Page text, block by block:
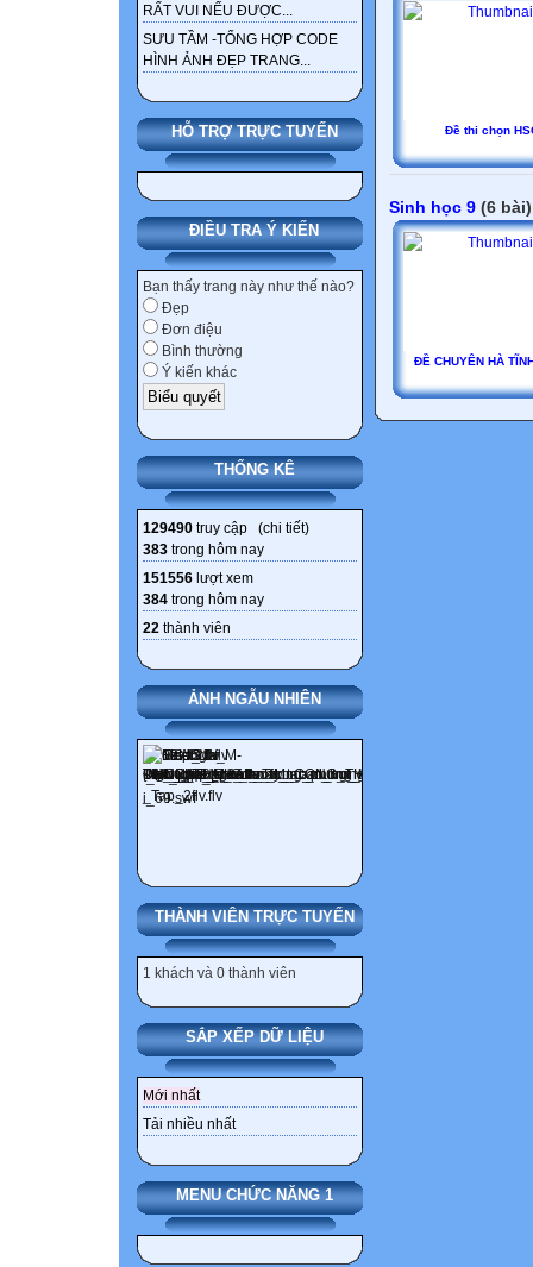
RẤT VUI NẾU ĐƯỢC...
SƯU TẦM -TỔNG HỢP CODE
HÌNH ẢNH ĐẸP TRANG...
HỖ TRỢ TRỰC TUYẾN
ĐIỀU TRA Ý KIẾN
Bạn thấy trang này như thế nào?
Đẹp
Đơn điệu
Bình thường
Ý kiến khác
THỐNG KÊ
129490 truy cập (chi tiết)
383 trong hôm nay
151556 lượt xem
384 trong hôm nay
22 thành viên
ẢNH NGẪU NHIÊN
THÀNH VIÊN TRỰC TUYẾN
1 khách và 0 thành viên
SẮP XẾP DỮ LIỆU
Mới nhất
Tải nhiều nhất
MENU CHỨC NĂNG 1
Đề thi chọn
Sinh học 9 (6 bài)
ĐỀ CHUYÊN HÀ